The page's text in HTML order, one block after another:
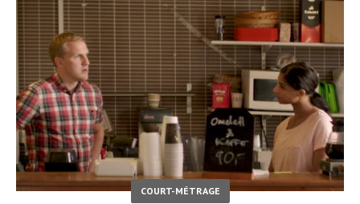
COURT-MÉTRAGE